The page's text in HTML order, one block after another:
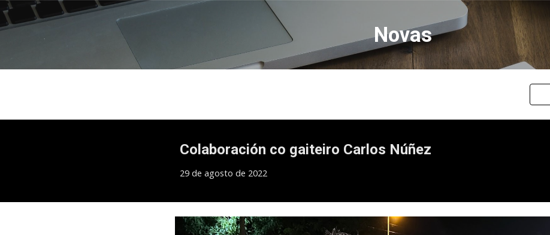
Novas
Colaboración co gaiteiro Carlos Núñez
29 de agosto de 2022